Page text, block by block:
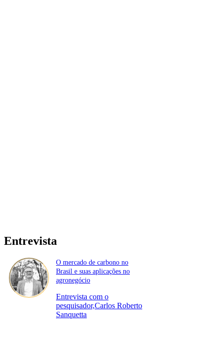
Entrevista
O mercado de carbono no
Brasil e suas aplicações no
agronegócio
Entrevista com o
pesquisador,Carlos Roberto
Sanquetta